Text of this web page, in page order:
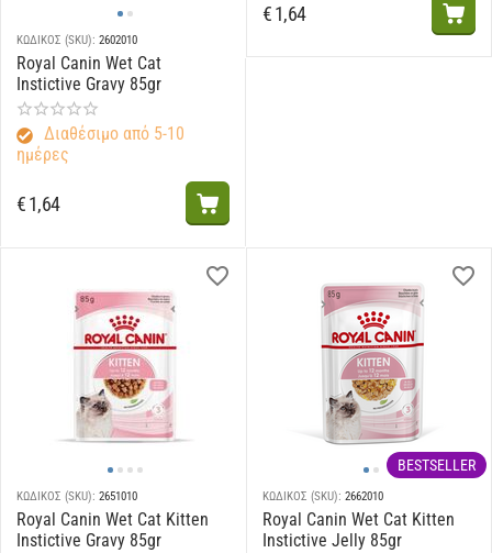
ΚΩΔΙΚΟΣ (SKU): 2602010
Royal Canin Wet Cat
Instictive Gravy 85gr
Διαθέσιμο από 5-10
ημέρες
€1,64
€1,64
ΚΩΔΙΚΟΣ (SKU): 2651010
Royal Canin Wet Cat Kitten
Instictive Gravy 85gr
BESTSELLER
ΚΩΔΙΚΟΣ (SKU): 2662010
Royal Canin Wet Cat Kitten
Instictive Jelly 85gr